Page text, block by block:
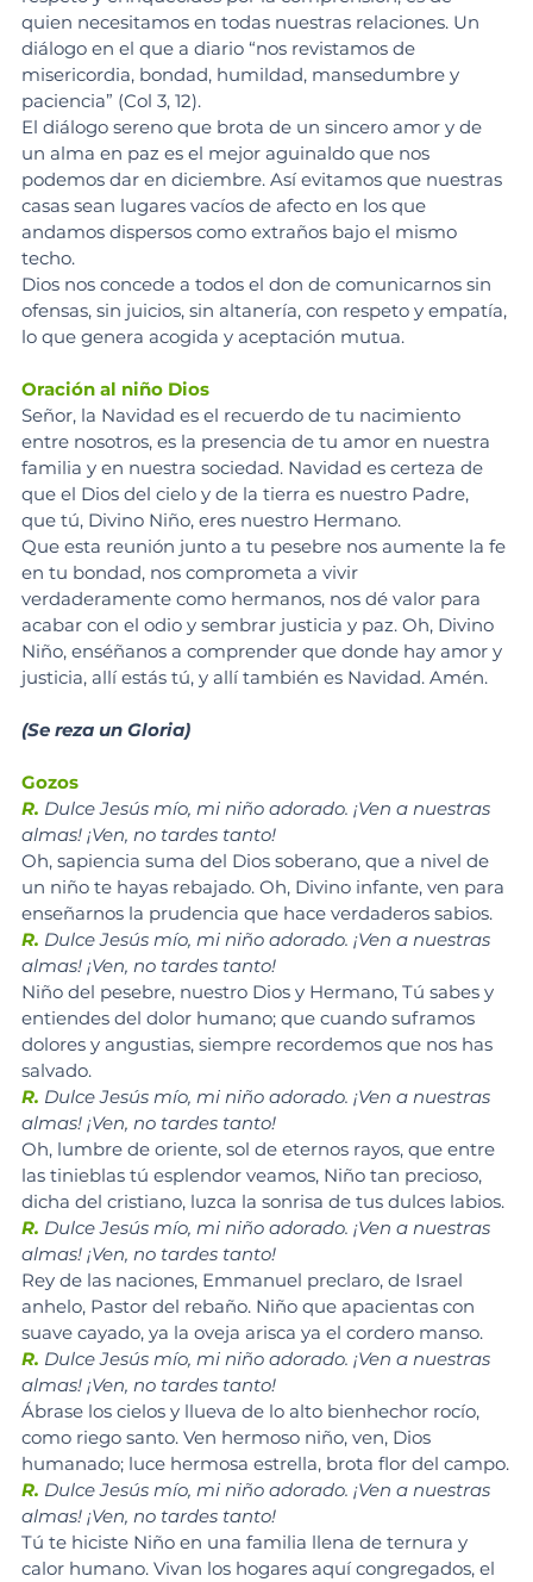
quien necesitamos en todas nuestras relaciones. Un
diálogo en el que a diario “nos revistamos de
misericordia, bondad, humildad, mansedumbre y
paciencia” (Col 3, 12).
El diálogo sereno que brota de un sincero amor y de
un alma en paz es el mejor aguinaldo que nos
podemos dar en diciembre. Así evitamos que nuestras
casas sean lugares vacíos de afecto en los que
andamos dispersos como extraños bajo el mismo
techo.
Dios nos concede a todos el don de comunicarnos sin
ofensas, sin juicios, sin altanería, con respeto y empatía,
lo que genera acogida y aceptación mutua.
Oración al niño Dios
Señor, la Navidad es el recuerdo de tu nacimiento
entre nosotros, es la presencia de tu amor en nuestra
familia y en nuestra sociedad. Navidad es certeza de
que el Dios del cielo y de la tierra es nuestro Padre,
que tú, Divino Niño, eres nuestro Hermano.
Que esta reunión junto a tu pesebre nos aumente la fe
en tu bondad, nos comprometa a vivir
verdaderamente como hermanos, nos dé valor para
acabar con el odio y sembrar justicia y paz. Oh, Divino
Niño, enséñanos a comprender que donde hay amor y
justicia, allí estás tú, y allí también es Navidad. Amén.
(Se reza un Gloria)
Gozos
R. Dulce Jesús mío, mi niño adorado. ¡Ven a nuestras
almas! ¡Ven, no tardes tanto!
Oh, sapiencia suma del Dios soberano, que a nivel de
un niño te hayas rebajado. Oh, Divino infante, ven para
enseñarnos la prudencia que hace verdaderos sabios.
R. Dulce Jesús mío, mi niño adorado. ¡Ven a nuestras
almas! ¡Ven, no tardes tanto!
Niño del pesebre, nuestro Dios y Hermano, Tú sabes y
entiendes del dolor humano; que cuando suframos
dolores y angustias, siempre recordemos que nos has
salvado.
R. Dulce Jesús mío, mi niño adorado. ¡Ven a nuestras
almas! ¡Ven, no tardes tanto!
Oh, lumbre de oriente, sol de eternos rayos, que entre
las tinieblas tú esplendor veamos, Niño tan precioso,
dicha del cristiano, luzca la sonrisa de tus dulces labios.
R. Dulce Jesús mío, mi niño adorado. ¡Ven a nuestras
almas! ¡Ven, no tardes tanto!
Rey de las naciones, Emmanuel preclaro, de Israel
anhelo, Pastor del rebaño. Niño que apacientas con
suave cayado, ya la oveja arisca ya el cordero manso.
R. Dulce Jesús mío, mi niño adorado. ¡Ven a nuestras
almas! ¡Ven, no tardes tanto!
Ábrase los cielos y llueva de lo alto bienhechor rocío,
como riego santo. Ven hermoso niño, ven, Dios
humanado; luce hermosa estrella, brota flor del campo.
R. Dulce Jesús mío, mi niño adorado. ¡Ven a nuestras
almas! ¡Ven, no tardes tanto!
Tú te hiciste Niño en una familia llena de ternura y
calor humano. Vivan los hogares aquí congregados, el